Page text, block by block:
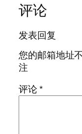
评论
发表回复
您的邮箱地址
注
评论*